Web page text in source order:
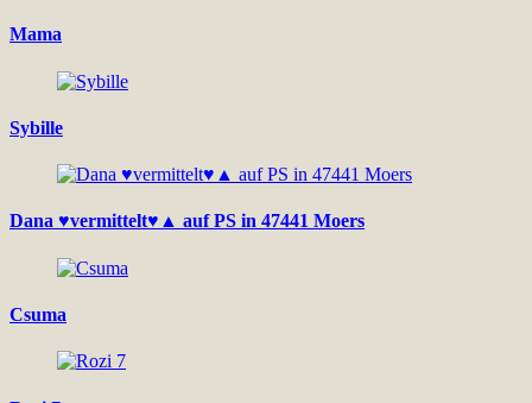
Mama
Sybille
Dana ♥vermittelt♥▲ auf PS in 47441 Moers
Csuma